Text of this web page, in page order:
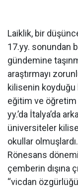
Laiklik, bir
17.yy. sonundan
gündemine
araştırmayı
kilisenin koyduğu
eğitim ve öğretim
yy.’da İtalya’da
üniversiteler
okullar
Rönesans
çemberin dışına
‘‘vicdan